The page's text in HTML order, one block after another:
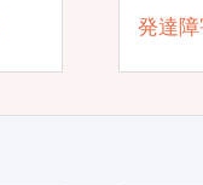
発達